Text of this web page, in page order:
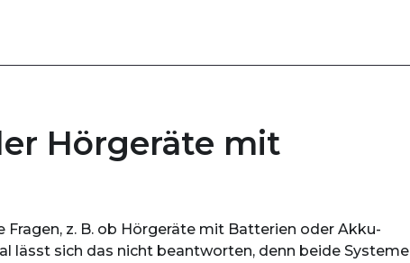
Hörgeräte mit
z. B. ob Hörgeräte mit Batterien oder Akku-
lässt sich das nicht beantworten, denn beide Systeme